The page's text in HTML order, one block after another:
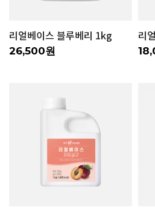
리얼베이스 블루베리 1kg
26,500원
리